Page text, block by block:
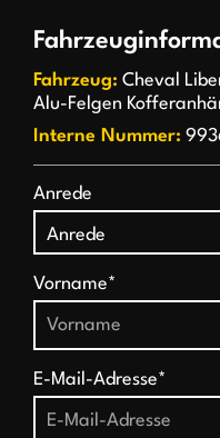
Fahrzeug: Cheval
Alu-Felgen
Interne Nummer:
Anrede
Vorname*
E-Mail-Adresse*